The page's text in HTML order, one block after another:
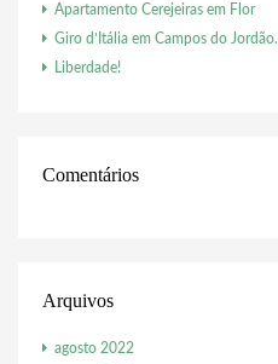
Apartamento Cerejeiras em Flor
Giro d’Itália em Campos do Jordão.
Liberdade!
Comentários
Arquivos
agosto 2022